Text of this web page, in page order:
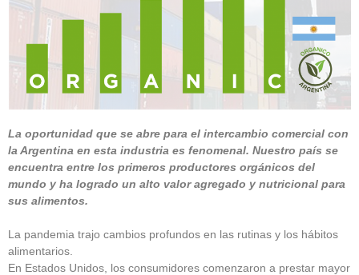
La oportunidad que se abre para el intercambio comercial con
la Argentina en esta industria es fenomenal. Nuestro país se
encuentra entre los primeros productores orgánicos del
mundo y ha logrado un alto valor agregado y nutricional para
sus alimentos.
La pandemia trajo cambios profundos en las rutinas y los hábitos
alimentarios.
En Estados Unidos, los consumidores comenzaron a prestar mayor